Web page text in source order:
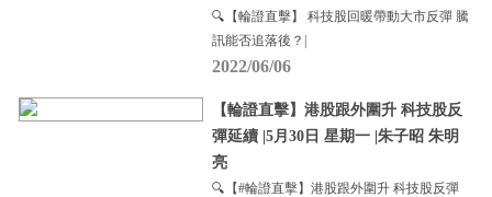
🔍【輪證直擊】 科技股回暖帶動大市反彈 騰
訊能否追落後？|
2022/06/06
【輪證直擊】港股跟外圍升 科技股反
彈延續 |5月30日 星期一 |朱子昭 朱明
亮
🔍【#輪證直擊】港股跟外圍升 科技股反彈